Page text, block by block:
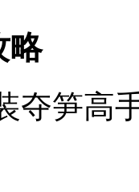
略
夺笋高